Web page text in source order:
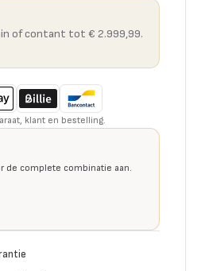
of contant tot € 2.999,99.
klant en bestelling.
de complete combinatie aan.